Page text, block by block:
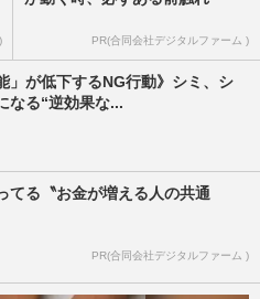
PR(合同会社デジタルファーム )
」が低下するNG行動》シミ、シ
なる“逆効果な...
てる〝お金が増える人の共通
PR(合同会社デジタルファーム )